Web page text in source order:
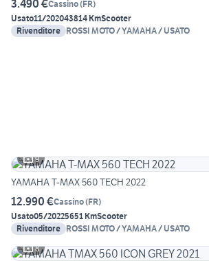
3.490 €Cassino(FR)
Usato11/202043814 KmScooter
Rivenditore ROSSI MOTO / YAMAHA / USATO
9
YAMAHA T-MAX 560 TECH 2022
12.990 €Cassino(FR)
Usato05/20225651 KmScooter
Rivenditore ROSSI MOTO / YAMAHA / USATO
8